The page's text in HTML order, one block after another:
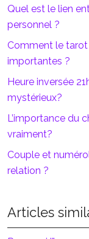
Quel est le lien
personnel ?
Comment le
importantes ?
Heure inversée
mystérieux?
L’importance du
vraiment?
Couple et
relation ?
Articles